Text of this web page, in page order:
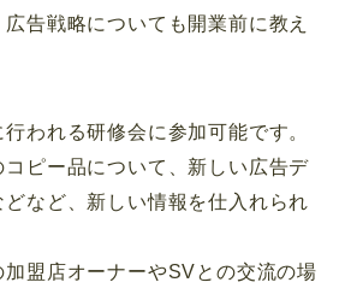
告戦略についても開業前に教え
われる研修会に参加可能です。
ピー品について、新しい広告デ
など、新しい情報を仕入れられ
加盟店オーナーやSVとの交流の場